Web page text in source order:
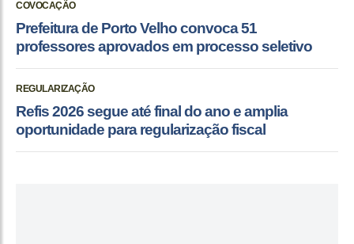
COVOCAÇÃO
Prefeitura de Porto Velho convoca 51
professores aprovados em processo seletivo
REGULARIZAÇÃO
Refis 2026 segue até final do ano e amplia
oportunidade para regularização fiscal